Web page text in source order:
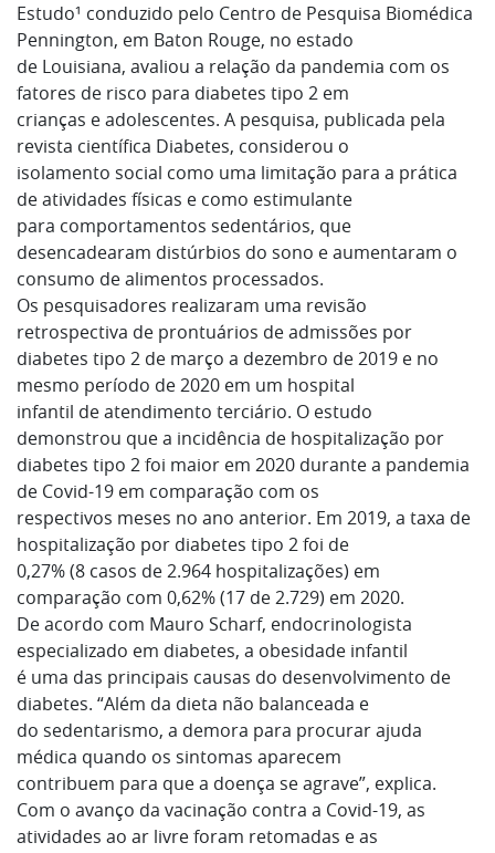
Estudo¹ conduzido pelo Centro de Pesquisa Biomédica
Pennington, em Baton Rouge, no estado
de Louisiana, avaliou a relação da pandemia com os
fatores de risco para diabetes tipo 2 em
crianças e adolescentes. A pesquisa, publicada pela
revista científica Diabetes, considerou o
isolamento social como uma limitação para a prática
de atividades físicas e como estimulante
para comportamentos sedentários, que
desencadearam distúrbios do sono e aumentaram o
consumo de alimentos processados.
Os pesquisadores realizaram uma revisão
retrospectiva de prontuários de admissões por
diabetes tipo 2 de março a dezembro de 2019 e no
mesmo período de 2020 em um hospital
infantil de atendimento terciário. O estudo
demonstrou que a incidência de hospitalização por
diabetes tipo 2 foi maior em 2020 durante a pandemia
de Covid-19 em comparação com os
respectivos meses no ano anterior. Em 2019, a taxa de
hospitalização por diabetes tipo 2 foi de
0,27% (8 casos de 2.964 hospitalizações) em
comparação com 0,62% (17 de 2.729) em 2020.
De acordo com Mauro Scharf, endocrinologista
especializado em diabetes, a obesidade infantil
é uma das principais causas do desenvolvimento de
diabetes. “Além da dieta não balanceada e
do sedentarismo, a demora para procurar ajuda
médica quando os sintomas aparecem
contribuem para que a doença se agrave”, explica.
Com o avanço da vacinação contra a Covid-19, as
atividades ao ar livre foram retomadas e as